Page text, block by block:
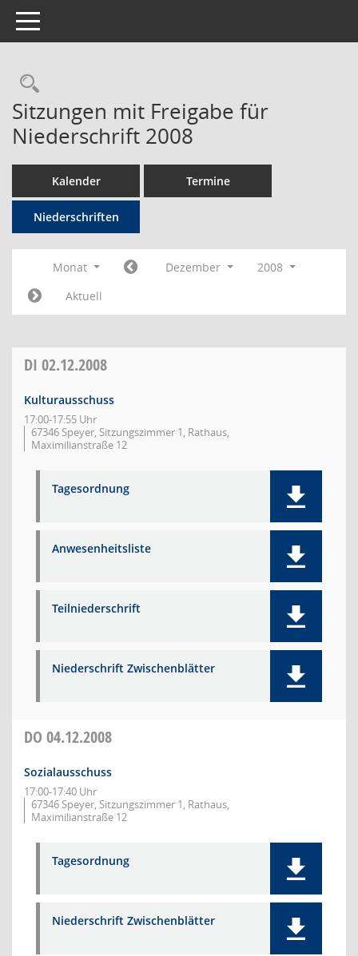
Toggle navigation
Rechercheauswahl
Sitzungen mit Freigabe für
Niederschrift 2008
Kalender Termine
Niederschriften
Monat Dezember
2008
Aktuell
DI 02.12.2008
Kulturausschuss
17:00-17:55 Uhr
67346 Speyer, Sitzungszimmer 1, Rathaus,
Maximilianstraße 12
Tagesordnung
Anwesenheitsliste
Teilniederschrift
Niederschrift Zwischenblätter
DO 04.12.2008
Sozialausschuss
17:00-17:40 Uhr
67346 Speyer, Sitzungszimmer 1, Rathaus,
Maximilianstraße 12
Tagesordnung
Niederschrift Zwischenblätter